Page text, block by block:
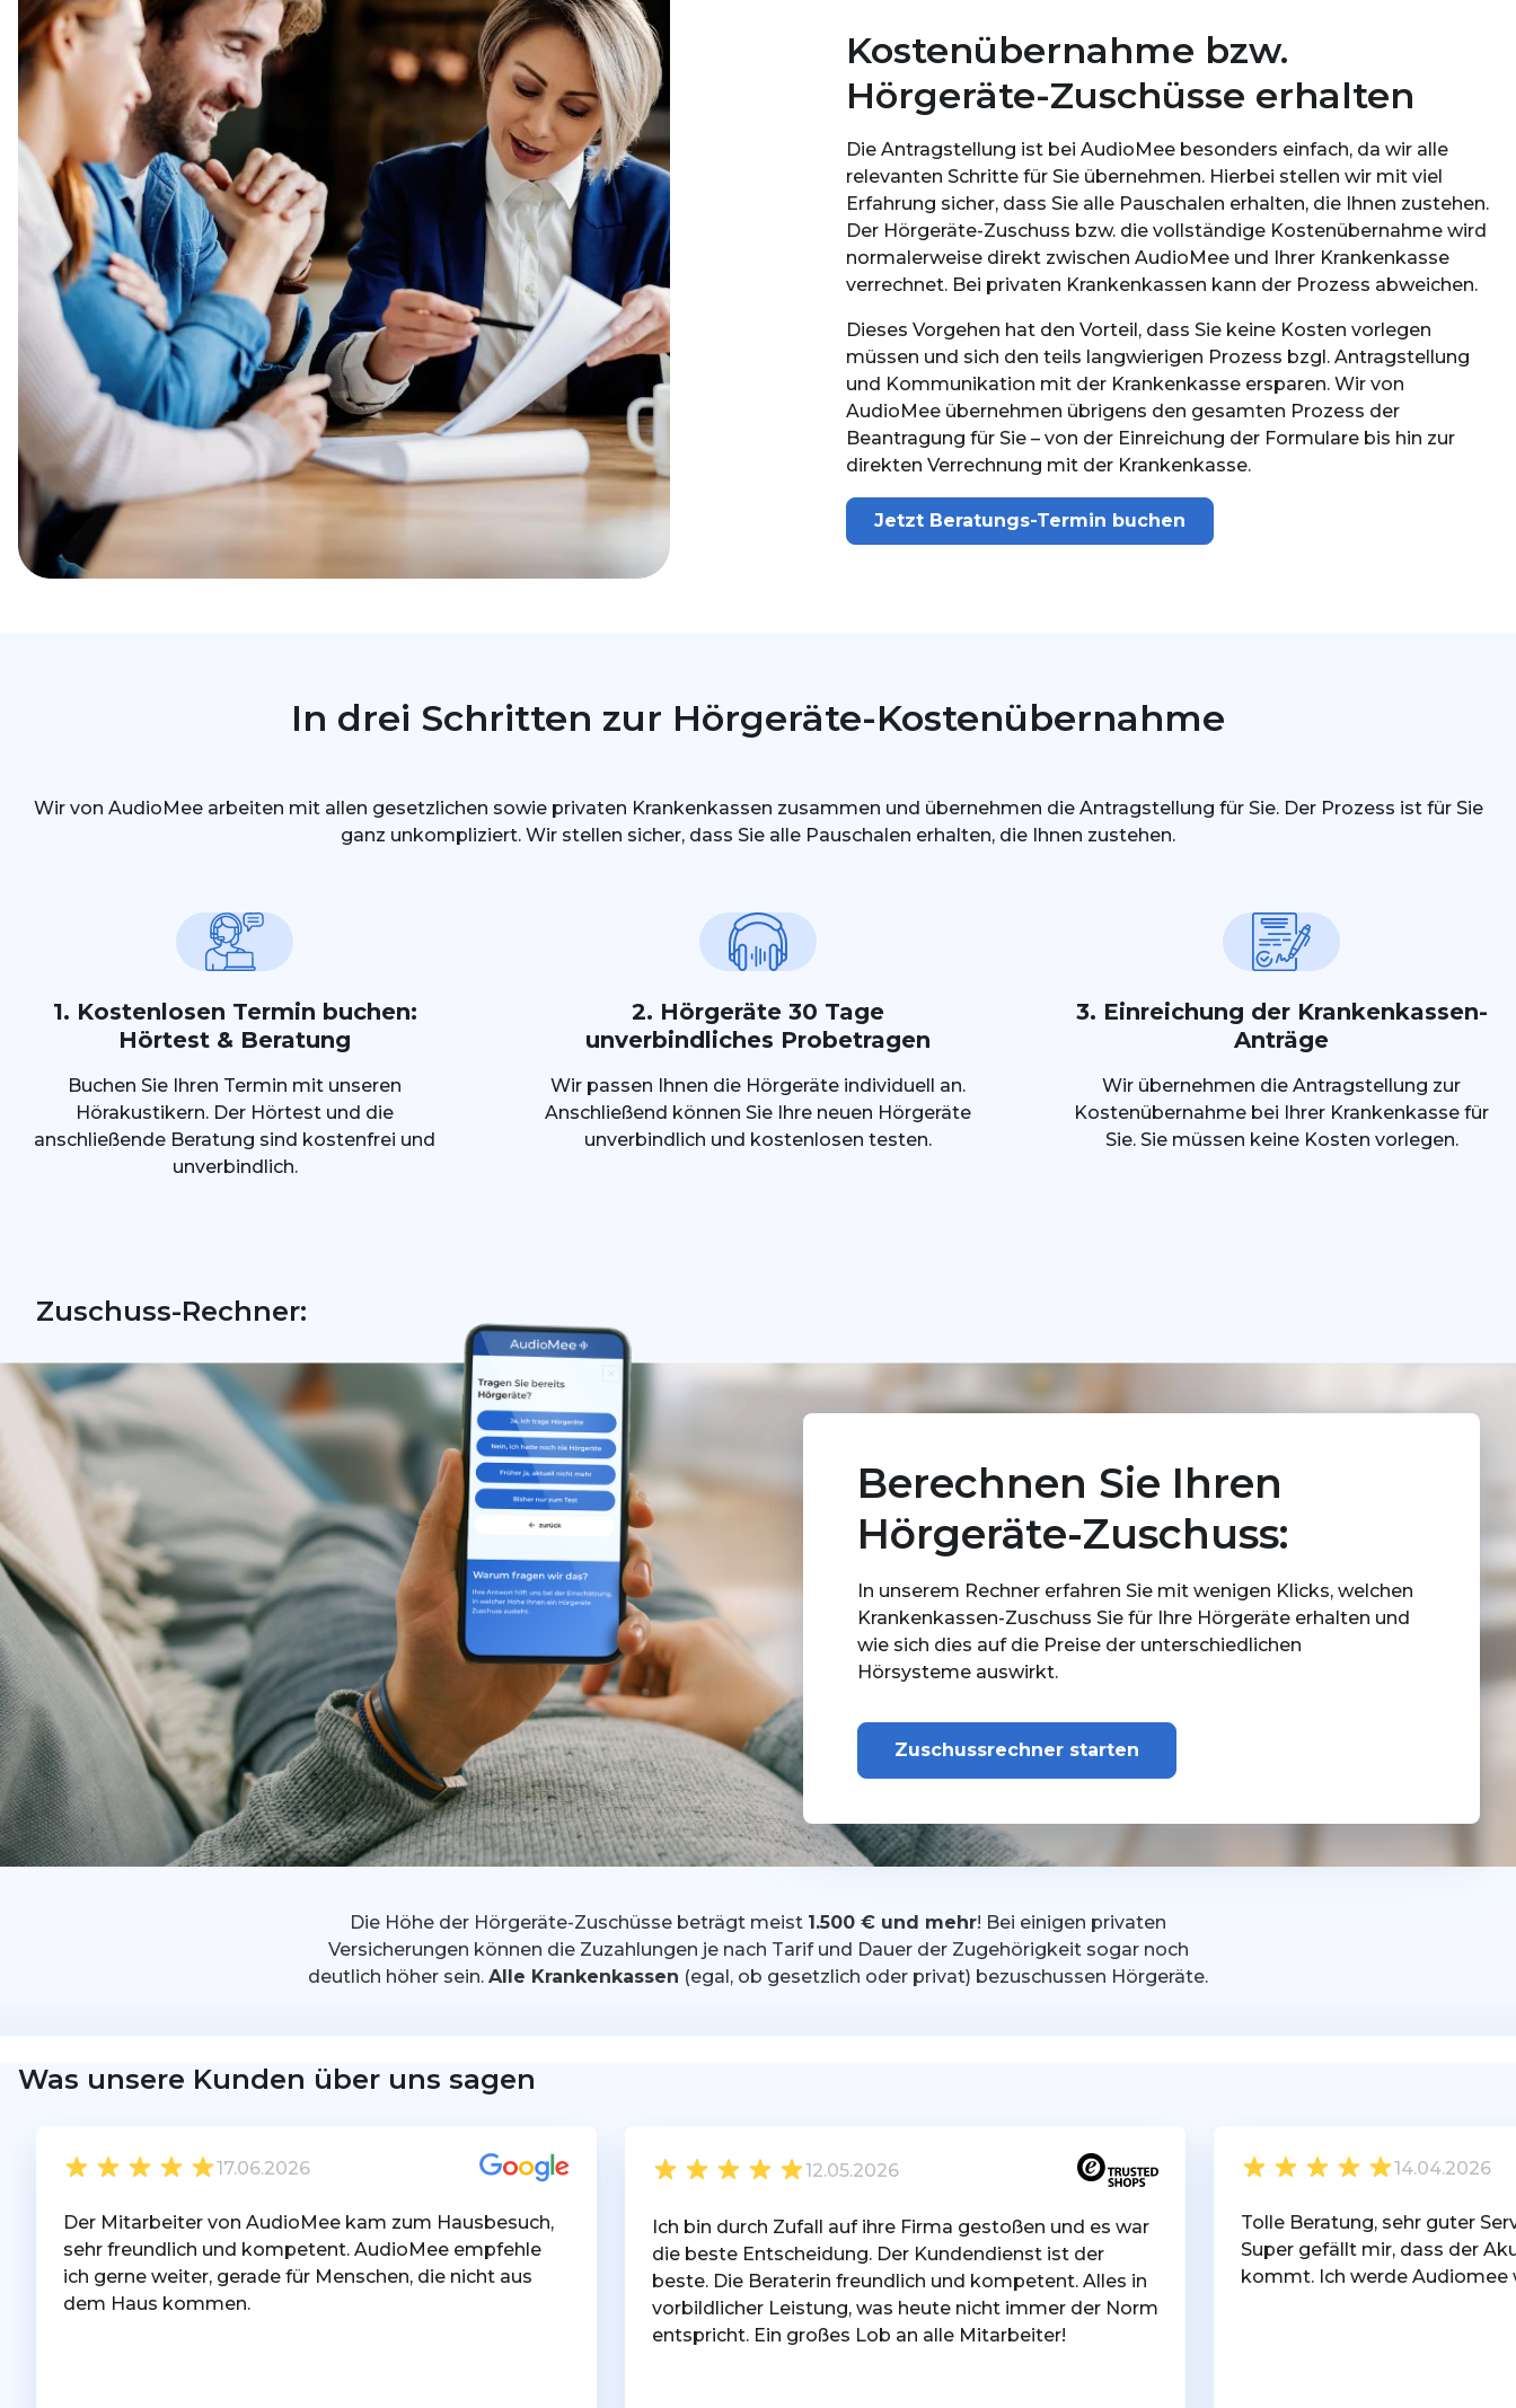
Kostenübernahme bzw.
Hörgeräte-Zuschüsse erhalten
Die Antragstellung ist bei AudioMee besonders einfach, da wir alle
relevanten Schritte für Sie übernehmen. Hierbei stellen wir mit viel
Erfahrung sicher, dass Sie alle Pauschalen erhalten, die Ihnen zustehen.
Der Hörgeräte-Zuschuss bzw. die vollständige Kostenübernahme wird
normalerweise direkt zwischen AudioMee und Ihrer Krankenkasse
verrechnet. Bei privaten Krankenkassen kann der Prozess abweichen.
Dieses Vorgehen hat den Vorteil, dass Sie keine Kosten vorlegen
müssen und sich den teils langwierigen Prozess bzgl. Antragstellung
und Kommunikation mit der Krankenkasse ersparen. Wir von
AudioMee übernehmen übrigens den gesamten Prozess der
Beantragung für Sie – von der Einreichung der Formulare bis hin zur
direkten Verrechnung mit der Krankenkasse.
Jetzt Beratungs-Termin buchen
In drei Schritten zur Hörgeräte-Kostenübernahme
Wir von AudioMee arbeiten mit allen gesetzlichen sowie privaten Krankenkassen zusammen und übernehmen die Antragstellung für Sie. Der Prozess ist für Sie
ganz unkompliziert. Wir stellen sicher, dass Sie alle Pauschalen erhalten, die Ihnen zustehen.
1. Kostenlosen Termin buchen:
Hörtest & Beratung
Buchen Sie Ihren Termin mit unseren
Hörakustikern. Der Hörtest und die
anschließende Beratung sind kostenfrei und
unverbindlich.
2. Hörgeräte 30 Tage
unverbindliches Probetragen
Wir passen Ihnen die Hörgeräte individuell an.
Anschließend können Sie Ihre neuen Hörgeräte
unverbindlich und kostenlosen testen.
3. Einreichung der Krankenkassen-
Anträge
Wir übernehmen die Antragstellung zur
Kostenübernahme bei Ihrer Krankenkasse für
Sie. Sie müssen keine Kosten vorlegen.
Zuschuss-Rechner:
Berechnen Sie Ihren
Hörgeräte-Zuschuss:
In unserem Rechner erfahren Sie mit wenigen Klicks, welchen
Krankenkassen-Zuschuss Sie für Ihre Hörgeräte erhalten und
wie sich dies auf die Preise der unterschiedlichen
Hörsysteme auswirkt.
Zuschussrechner starten
Die Höhe der Hörgeräte-Zuschüsse beträgt meist 1.500 € und mehr! Bei einigen privaten
Versicherungen können die Zuzahlungen je nach Tarif und Dauer der Zugehörigkeit sogar noch
deutlich höher sein. Alle Krankenkassen (egal, ob gesetzlich oder privat) bezuschussen Hörgeräte.
Was unsere Kunden über uns sagen
17.06.2026
Der Mitarbeiter von AudioMee kam zum Hausbesuch,
sehr freundlich und kompetent. AudioMee empfehle
ich gerne weiter, gerade für Menschen, die nicht aus
dem Haus kommen.
12.05.2026
Ich bin durch Zufall auf ihre Firma gestoßen und es war
die beste Entscheidung. Der Kundendienst ist der
beste. Die Beraterin freundlich und kompetent. Alles in
vorbildlicher Leistung, was heute nicht immer der Norm
entspricht. Ein großes Lob an alle Mitarbeiter!
14.04.2026
Tolle Beratung, sehr guter
Super gefällt mir, dass der
kommt. Ich werde Audiomee